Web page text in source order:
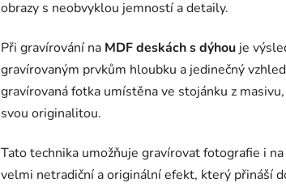
obrazy s neobvyklou jemností a detaily.
Při gravírování na MDF deskách s dýhou je
gravírovaným prvkům hloubku a jedinečný
gravírovaná fotka umístěna ve stojánku z
svou originalitou.
Tato technika umožňuje gravírovat fotografie i na
velmi netradiční a originální efekt, který přináší